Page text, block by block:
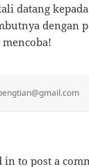
datang
dengan
in to post a